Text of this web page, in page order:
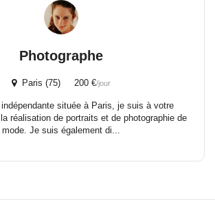
Photographe
Paris (75) 200 €/jour
indépendante située à Paris, je suis à votre
réalisation de portraits et de photographie de
mode. Je suis également di...